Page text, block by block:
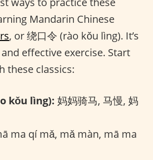
Mandarin Chinese
, or 绕口令 (rào kǒu lìng). It’s
effective exercise. Start
these classics:
kǒu lìng): 妈妈骑马, 马慢, 妈
ma qí mǎ, mǎ màn, mā ma